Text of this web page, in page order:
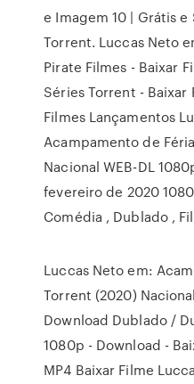
e Imagem 10 | Grátis
Torrent. Luccas Neto
Pirate Filmes - Baixar
Séries Torrent - Baixar
Filmes Lançamentos
Acampamento de
Nacional WEB-DL
fevereiro de 2020
Comédia , Dublado ,
Luccas Neto em:
Torrent (2020)
Download Dublado /
1080p - Download -
MP4 Baixar Filme